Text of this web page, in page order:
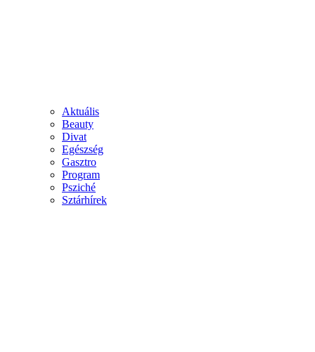
Aktuális
Beauty
Divat
Egészség
Gasztro
Program
Psziché
Sztárhírek